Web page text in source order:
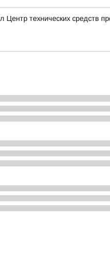
Центр технических средств